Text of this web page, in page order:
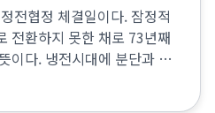
전협정 체결일이다. 잠정적
전환하지 못한 채로 73년째
이다. 냉전시대에 분단과 전
냉전 시대에도 적대관계와